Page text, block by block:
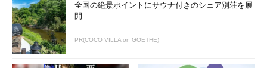
全国の絶景ポイントにサウナ付きのシェア別荘を展
開
PR(COCO VILLA on GOETHE)